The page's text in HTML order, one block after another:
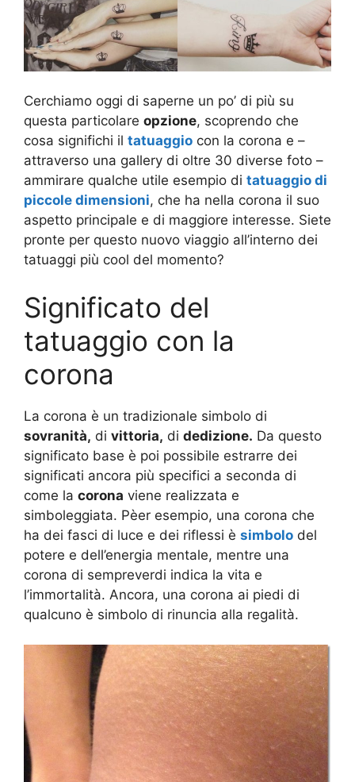
Cerchiamo oggi di saperne un po’ di più su
questa particolare opzione, scoprendo che
cosa significhi il tatuaggio con la corona e –
attraverso una gallery di oltre 30 diverse foto –
ammirare qualche utile esempio di tatuaggio di
piccole dimensioni, che ha nella corona il suo
aspetto principale e di maggiore interesse. Siete
pronte per questo nuovo viaggio all’interno dei
tatuaggi più cool del momento?
Significato del
tatuaggio con la
corona
La corona è un tradizionale simbolo di
sovranità, di vittoria, di dedizione. Da questo
significato base è poi possibile estrarre dei
significati ancora più specifici a seconda di
come la corona viene realizzata e
simboleggiata. Pèer esempio, una corona che
ha dei fasci di luce e dei riflessi è simbolo del
potere e dell’energia mentale, mentre una
corona di sempreverdi indica la vita e
l’immortalità. Ancora, una corona ai piedi di
qualcuno è simbolo di rinuncia alla regalità.